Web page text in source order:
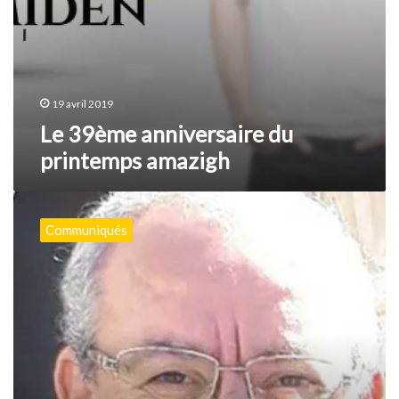
19 avril 2019
Le 39ème anniversaire du
printemps amazigh
Salah
Dabouz,
avocat
humains
contrôle
judiciaire
Communiqués